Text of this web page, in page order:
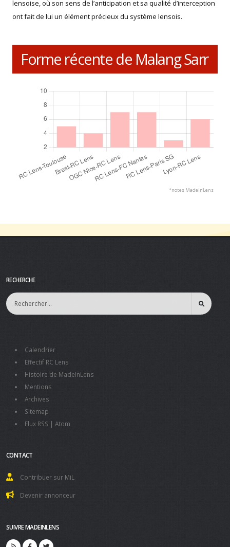
lensoise, où son sens de l’anticipation et sa qualité d’interception
ont fait de lui un élément précieux du système lensois.
Forme récente de Malang Sarr
*notes MadeInLens
RECHERCHE
Calendrier
Effectif RC Lens
Histoire de MadeInLens
Mentions
Archives
Sitemap
Flux RSS | Atom
CONTACT
Contribuer sur MiL
Devenir annonceur
SUIVRE MADEINLENS